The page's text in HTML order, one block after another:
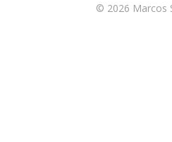
© 2026 Marcos